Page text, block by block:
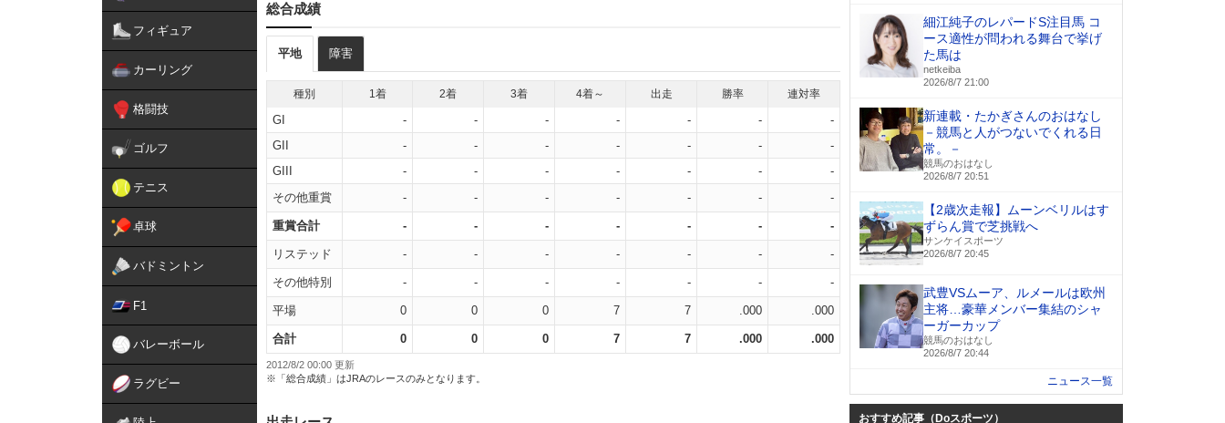
フィギュア
カーリング
格闘技
ゴルフ
テニス
卓球
バドミントン
F1
バレーボール
ラグビー
総合成績
平地 障害
種別 1着 2着 3着 4着～ 出走 勝率 連対率
GI - - - - - -
-
GII
- - - - - -
-
GIII
- - - - - -
-
その他重賞
- - - - - - -
重賞合計 - - - - - - -
リステッド - - - - - - -
その他特別 - - - - - - -
平場 0 0 0 7 7 .000 .000
合計 0 0 0 7 7 .000 .000
2012/8/2 00:00 更新
※「総合成績」はJRAのレースのみとなります。
細江純子のレパードS注目馬 コ
ース適性が問われる舞台で挙げ
た馬は
netkeiba
2026/8/7 21:00
新連載・たかぎさんのおはなし
－競馬と人がつないでくれる日
常。－
競馬のおはなし
2026/8/7 20:51
【2歳次走報】ムーンベリルはす
ずらん賞で芝挑戦へ
サンケイスポーツ
2026/8/7 20:45
武豊VSムーア、ルメールは欧州
主将…豪華メンバー集結のシャ
ーガーカップ
競馬のおはなし
2026/8/7 20:44
ニュース一覧
おすすめ記事（Doスポーツ）